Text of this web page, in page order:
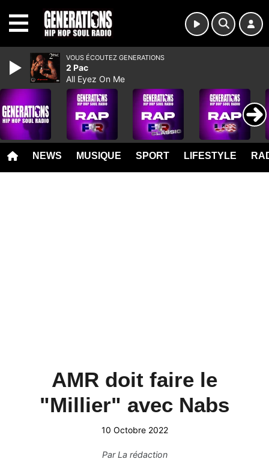
NEWS MUSIQUE SPORT LIFESTYLE
AMR doit faire le
"Millier" avec Nabs
10 Octobre 2022
ParLa rédaction
VOUS ÉCOUTEZ GENERATIONS
2 Pac
All Eyez On Me